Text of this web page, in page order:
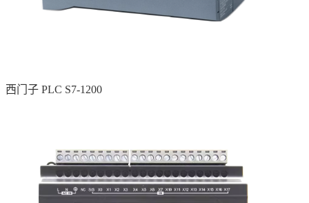
西门子 PLC S7-1200